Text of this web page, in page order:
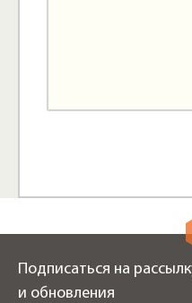
Подписаться на
и обновления